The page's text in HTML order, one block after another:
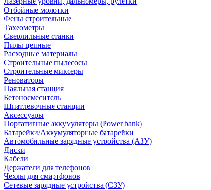
Отбойные молотки
Фены строительные
Тахеометры
Сверлильные станки
Пилы цепные
Расходные материалы
Строительные пылесосы
Строительные миксеры
Реноваторы
Паяльная станция
Бетоносмеситель
Шпатлевочные станции
Аксессуары
Портативные аккумуляторы (Power bank)
Батарейки/Аккумуляторные батарейки
Автомобильные зарядные устройства (АЗУ)
Диски
Кабели
Держатели для телефонов
Чехлы для смартфонов
Сетевые зарядные устройства (СЗУ)